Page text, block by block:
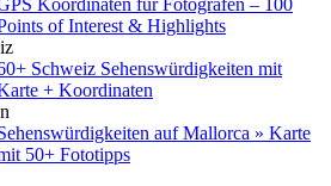
Koordinaten für Fotografen – 100
of Interest & Highlights
Schweiz Sehenswürdigkeiten mit
+ Koordinaten
auf Mallorca » Karte
50+ Fototipps